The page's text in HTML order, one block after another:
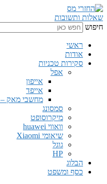
שאלות ותשובות
חיפוש
ראשי
אודות
סקירות טכניות
אפל
אייפון
אייפד
מחשבי מאק – Mac
סמסונג
מיקרוסופט
וואווי huawei
שיאומי Xiaomi
גוגל
HP
הבלוג
כסף ומשפט